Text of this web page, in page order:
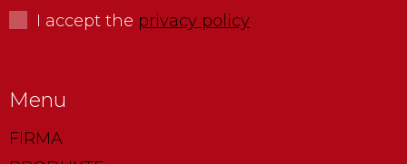
I accept the privacy policy
Menu
FIRMA